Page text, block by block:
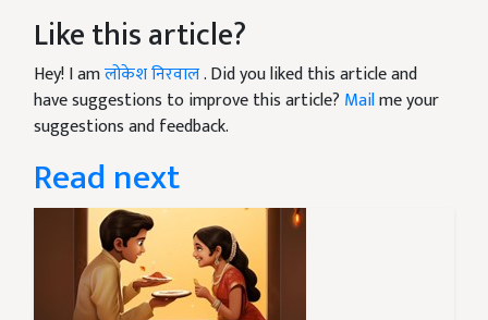
Like this article?
Hey! I amलोकेश निरवाल. Did you liked this article and
have suggestions to improve this article? Mailme your
suggestions and feedback.
Read next